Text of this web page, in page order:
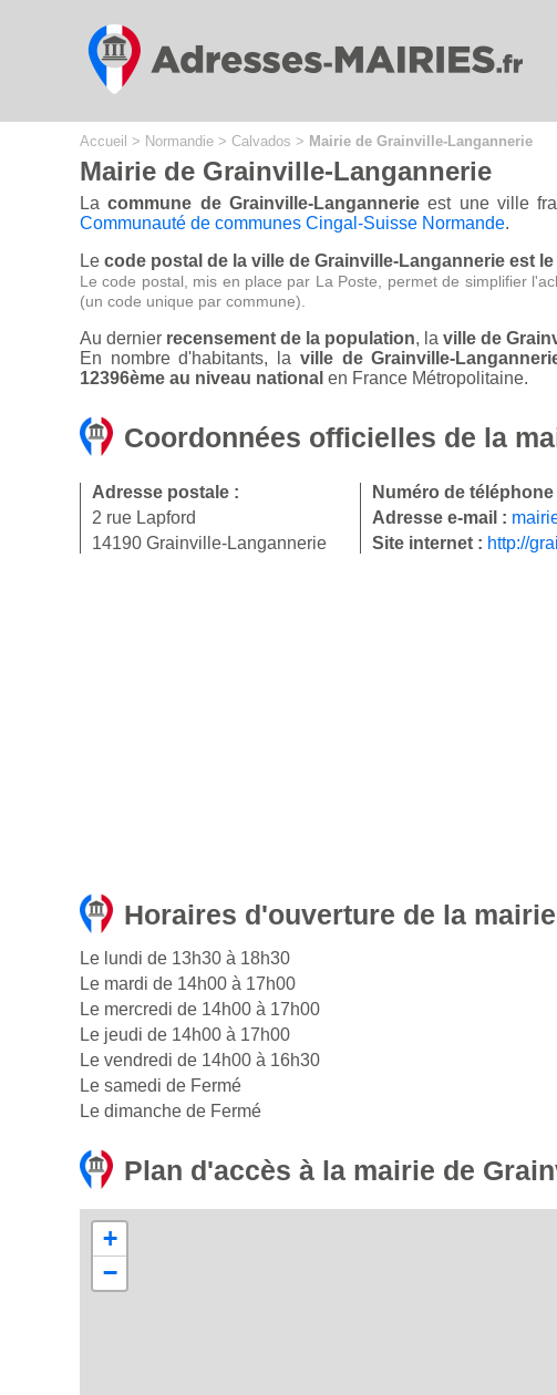
Accueil > Normandie > Calvados > Mairie de Grainville-Langannerie
Mairie de Grainville-Langannerie
Lacommune de Grainville-Langannerie est une ville
Communauté de communes Cingal-Suisse Normande.
Le code postal de la ville de Grainville-Langannerie est le
Le code postal, mis en place par La Poste, permet de simplifier
(un code unique par commune).
Au dernier recensement de la population, la ville de
En nombre d'habitants, la ville de Grainville-
12396ème au niveau national en France Métropolitaine.
Coordonnées officielles de la
Adresse postale :
2 rue Lapford
14190 Grainville-Langannerie
Numéro de téléphone
Adresse e-mail :
Site internet : http://
Horaires d'ouverture de la
Le lundi de 13h30 à 18h30
Le mardi de 14h00 à 17h00
Le mercredi de 14h00 à 17h00
Le jeudi de 14h00 à 17h00
Le vendredi de 14h00 à 16h30
Le samedi de Fermé
Le dimanche de Fermé
Plan d'accès à la mairie de
+
−